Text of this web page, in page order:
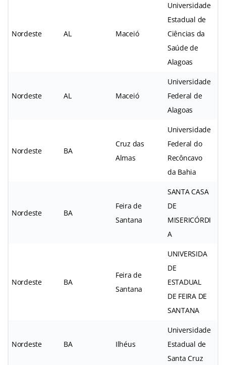
Nordeste AL Maceió
Universidade
Estadual de
Ciências da
Saúde de
Alagoas
Nordeste AL Maceió
Universidade
Federal de
Alagoas
Nordeste BA
Cruz das
Almas
Universidade
Federal do
Recôncavo
da Bahia
Nordeste BA
Feira de
Santana
SANTA CASA
DE
MISERICÓRDI
A
Nordeste BA
Feira de
Santana
UNIVERSIDA
DE
ESTADUAL
DE FEIRA DE
SANTANA
Nordeste BA Ilhéus
Universidade
Estadual de
Santa Cruz